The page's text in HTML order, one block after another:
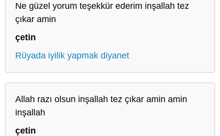
Ne güzel yorum teşekkür ederim inşallah tez
çıkar amin
çetin
Rüyada iyilik yapmak diyanet
Allah razı olsun inşallah tez çıkar amin amin
inşallah
çetin